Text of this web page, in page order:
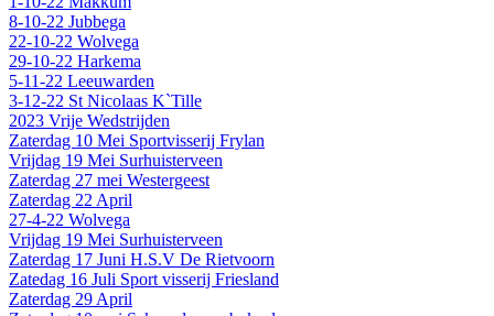
8-10-22 Jubbega
22-10-22 Wolvega
29-10-22 Harkema
5-11-22 Leeuwarden
3-12-22 St Nicolaas K`Tille
2023 Vrije Wedstrijden
Zaterdag 10 Mei Sportvisserij Frylan
Vrijdag 19 Mei Surhuisterveen
Zaterdag 27 mei Westergeest
Zaterdag 22 April
27-4-22 Wolvega
Vrijdag 19 Mei Surhuisterveen
Zaterdag 17 Juni H.S.V De Rietvoorn
Zatedag 16 Juli Sport visserij Friesland
Zaterdag 29 April